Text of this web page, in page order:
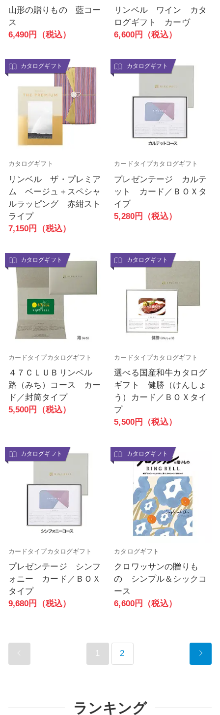
山形の贈りもの 藍コー
ス
6,490円（税込）
リンベル ワイン カタ
ログギフト カーヴ
6,600円（税込）
カタログギフト
カタログギフト
リンベル ザ・プレミア
ム ベージュ＋スペシャ
ルラッピング 赤紺スト
ライプ
7,150円（税込）
カタログギフト
カードタイプカタログギフト
プレゼンテージ カルテ
ット カード／ＢＯＸタ
イプ
5,280円（税込）
カタログギフト
カードタイプカタログギフト
４７ＣＬＵＢリンベル
路（みち）コース カー
ド／封筒タイプ
5,500円（税込）
カタログギフト
カードタイプカタログギフト
選べる国産和牛カタログ
ギフト 健勝（けんしょ
う）カード／ＢＯＸタイ
プ
5,500円（税込）
カタログギフト
カードタイプカタログギフト
プレゼンテージ シンフ
ォニー カード／ＢＯＸ
タイプ
9,680円（税込）
カタログギフト
カタログギフト
クロワッサンの贈りも
の シンプル＆シックコ
ース
6,600円（税込）
1 2
ランキング